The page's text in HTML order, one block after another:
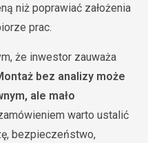
niż poprawiać założenia
prac.
że inwestor zauważa
bez analizy może
ale mało
warto ustalić
bezpieczeństwo,